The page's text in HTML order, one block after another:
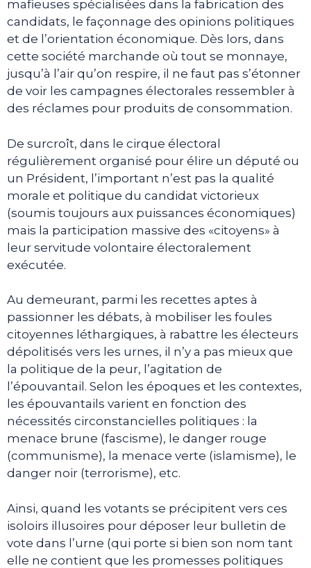
mafieuses spécialisées dans la fabrication des
candidats, le façonnage des opinions politiques
et de l’orientation économique. Dès lors, dans
cette société marchande où tout se monnaye,
jusqu’à l’air qu’on respire, il ne faut pas s’étonner
de voir les campagnes électorales ressembler à
des réclames pour produits de consommation.
De surcroît, dans le cirque électoral
régulièrement organisé pour élire un député ou
un Président, l’important n’est pas la qualité
morale et politique du candidat victorieux
(soumis toujours aux puissances économiques)
mais la participation massive des «citoyens» à
leur servitude volontaire électoralement
exécutée.
Au demeurant, parmi les recettes aptes à
passionner les débats, à mobiliser les foules
citoyennes léthargiques, à rabattre les électeurs
dépolitisés vers les urnes, il n’y a pas mieux que
la politique de la peur, l’agitation de
l’épouvantail. Selon les époques et les contextes,
les épouvantails varient en fonction des
nécessités circonstancielles politiques : la
menace brune (fascisme), le danger rouge
(communisme), la menace verte (islamisme), le
danger noir (terrorisme), etc.
Ainsi, quand les votants se précipitent vers ces
isoloirs illusoires pour déposer leur bulletin de
vote dans l’urne (qui porte si bien son nom tant
elle ne contient que les promesses politiques